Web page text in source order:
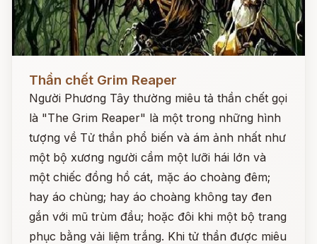
Đọc ngay
Thần chết Grim Reaper
Người Phương Tây thường miêu tả thần chết gọi
là "The Grim Reaper" là một trong những hình
tượng về Tử thần phổ biến và ám ảnh nhất như
một bộ xương người cầm một lưỡi hái lớn và
một chiếc đồng hồ cát, mặc áo choàng đêm;
hay áo chùng; hay áo choàng không tay đen
gắn với mũ trùm đầu; hoặc đôi khi một bộ trang
phục bằng vải liệm trắng. Khi tử thần được miêu